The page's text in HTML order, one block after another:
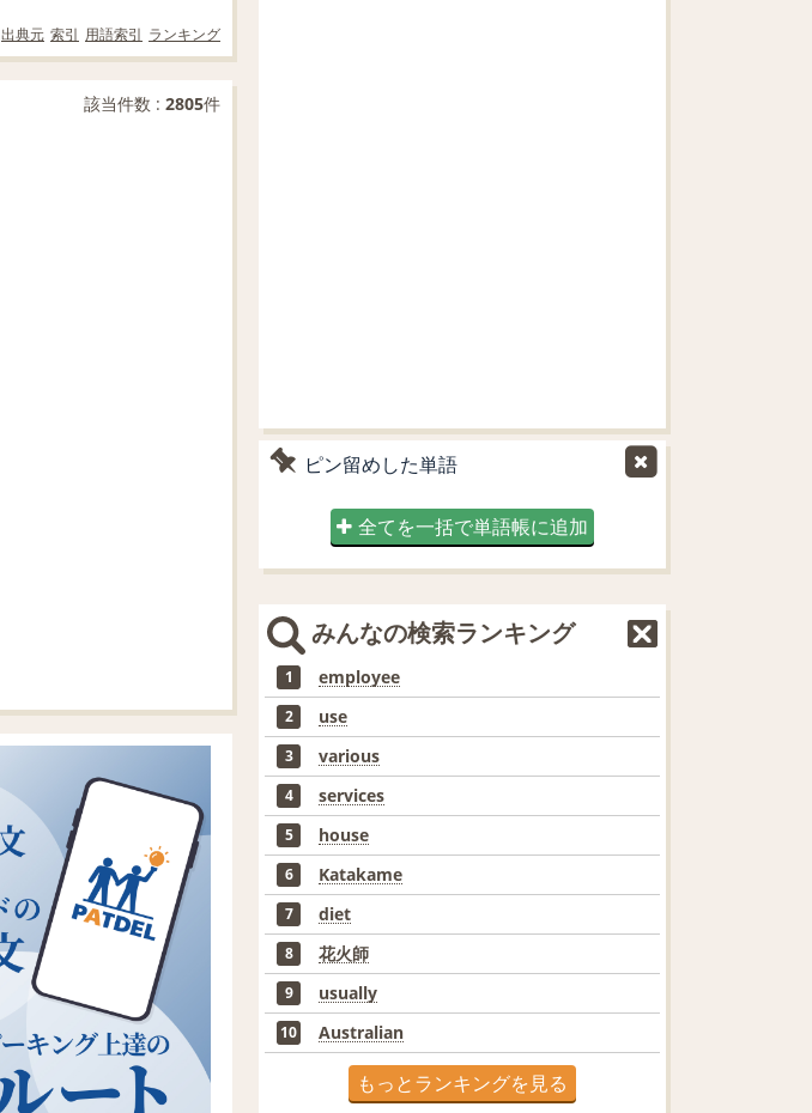
出典元 索引 用語索引 ランキング
該当件数 : 2805件
ピン留めした単語
全てを一括で単語帳に追加
みんなの検索ランキング
1 employee
2 use
3 various
4 services
5 house
6 Katakame
7 diet
8 花火師
9 usually
10 Australian
もっとランキングを見る